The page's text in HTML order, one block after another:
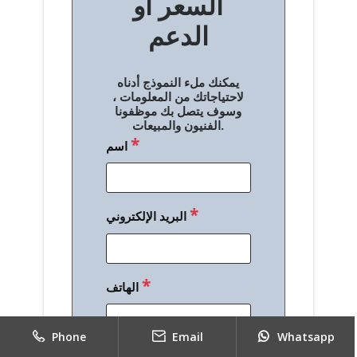
الدعم
يمكنك ملء النموذج أدناه
لاحتياجاتك من المعلومات ،
وسوف يتصل بك موظفونا
الفنيون والمبيعات.
اسم*
البريد الإلكتروني*
الهاتف*
Phone Email Whatsapp